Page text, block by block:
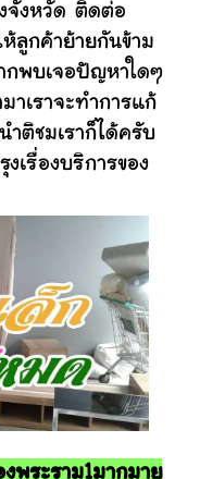
งจังหวัด ติดต่อ
ลูกค้าย้ายกันข้าม
กพบเจอปัญหาใดๆ
าเราจะทำการแก้
ติชมเราก็ได้ครับ
เรื่องบริการของ
พระราม1มากมาย